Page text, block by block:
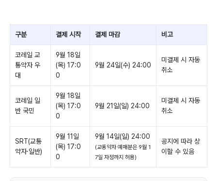
구분 결제 시작 결제 마감 비고
코레일 교
통약자 우
대
9월 18일
(목) 17:0
0
9월 24일(수) 24:00
미결제 시 자동
취소
코레일 일
반 국민
9월 18일
(목) 17:0
0
9월 21일(일) 24:00
미결제 시 자동
취소
SRT(교통
약자·일반)
9월 11일
(목) 17:0
0
9월 14일(일) 24:00
(교통약자 예매분은 9월 1
7일 자정까지 허용)
공지에 따라 상
이할 수 있음